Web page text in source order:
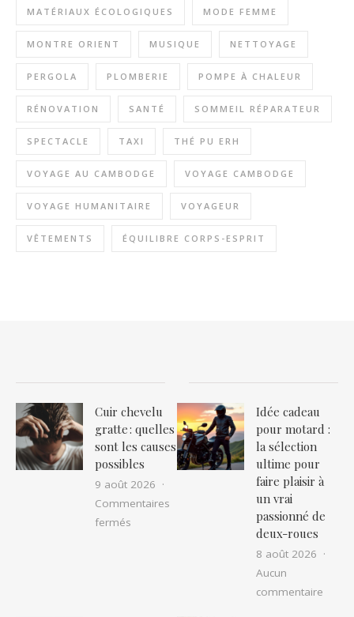
MATÉRIAUX ÉCOLOGIQUES MODE FEMME
MONTRE ORIENT MUSIQUE NETTOYAGE
PERGOLA PLOMBERIE POMPE À CHALEUR
RÉNOVATION SANTÉ SOMMEIL RÉPARATEUR
SPECTACLE TAXI THÉ PU ERH
VOYAGE AU CAMBODGE VOYAGE CAMBODGE
VOYAGE HUMANITAIRE VOYAGEUR
VÊTEMENTS ÉQUILIBRE CORPS-ESPRIT
Cuir chevelu
gratte : quelles
sont les causes
possibles
9 août 2026
Commentaires
fermés sur Cuir chevelu gratte : quelles sont les
Idée cadeau
pour motard :
la sélection
ultime pour
faire plaisir à
un vrai
passionné de
deux-roues
8 août 2026
Aucun
commentaire